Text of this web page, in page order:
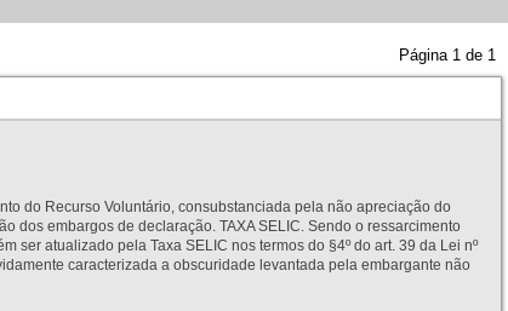
Página 1 de 1
do Recurso Voluntário, consubstanciada pela não apreciação do
dos embargos de declaração. TAXA SELIC. Sendo o ressarcimento
ser atualizado pela Taxa SELIC nos termos do §4º do art. 39 da Lei nº
caracterizada a obscuridade levantada pela embargante não